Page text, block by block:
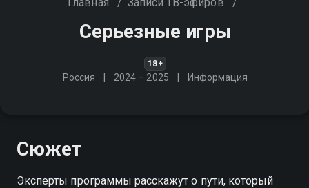
Серьезные игры
18+
Россия 2024 – 2025 Информация
Сюжет
Эксперты программы расскажут о пути, который